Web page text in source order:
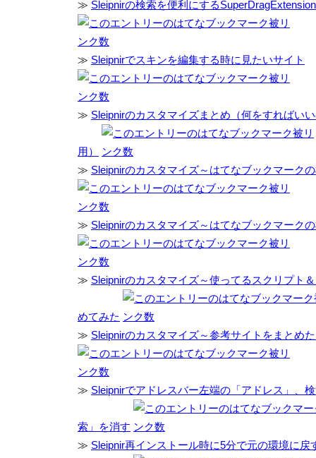
≫ Sleipnirの検索を便利にする
≫ Sleipnirでスキンを編集する時に見たいサイト
≫ Sleipnirのカスタマイズまとめ（何をすればい
用）
≫ Sleipnirのカスタマイズ～はてなブックマーク
≫ Sleipnirのカスタマイズ～はてなブックマーク
≫ Sleipnirのカスタマイズ～使ってるスクリプト
めてみた
≫ Sleipnirのカスタマイズ～参考サイトをまとめ
≫ Sleipnirでアドレスバー左端の「アドレス」、
索」を消す
≫ Sleipnir再インストール時に5分で元の環境に戻